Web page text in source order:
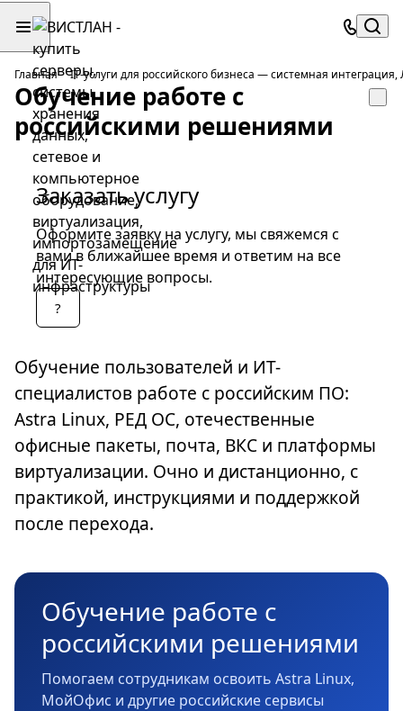
Главная IT-услуги для российского бизнеса — системная
Обучение работе с
российскими решениями
Заказать услугу
Оформите заявку на услугу, мы свяжемся с
вами в ближайшее время и ответим на все
интересующие вопросы.
?
Обучение пользователей и ИТ-
специалистов работе с российским ПО:
Astra Linux, РЕД ОС, отечественные
офисные пакеты, почта, ВКС и платформы
виртуализации. Очно и дистанционно, с
практикой, инструкциями и поддержкой
после перехода.
Обучение работе с
российскими решениями
Помогаем сотрудникам освоить Astra Linux,
МойОфис и другие российские сервисы